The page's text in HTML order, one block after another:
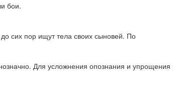
бои.
сих пор ищут тела своих сыновей. По
Для усложнения опознания и упрощения